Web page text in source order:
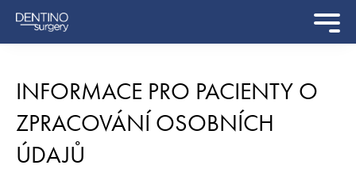
INFORMACE PRO PACIENTY O
ZPRACOVÁNÍ OSOBNÍCH
ÚDAJŮ